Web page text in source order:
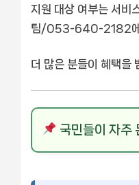
지원 대상 여부는 서비
팀/053-640-2182에
더 많은 분들이 혜택을
국민들이 자주